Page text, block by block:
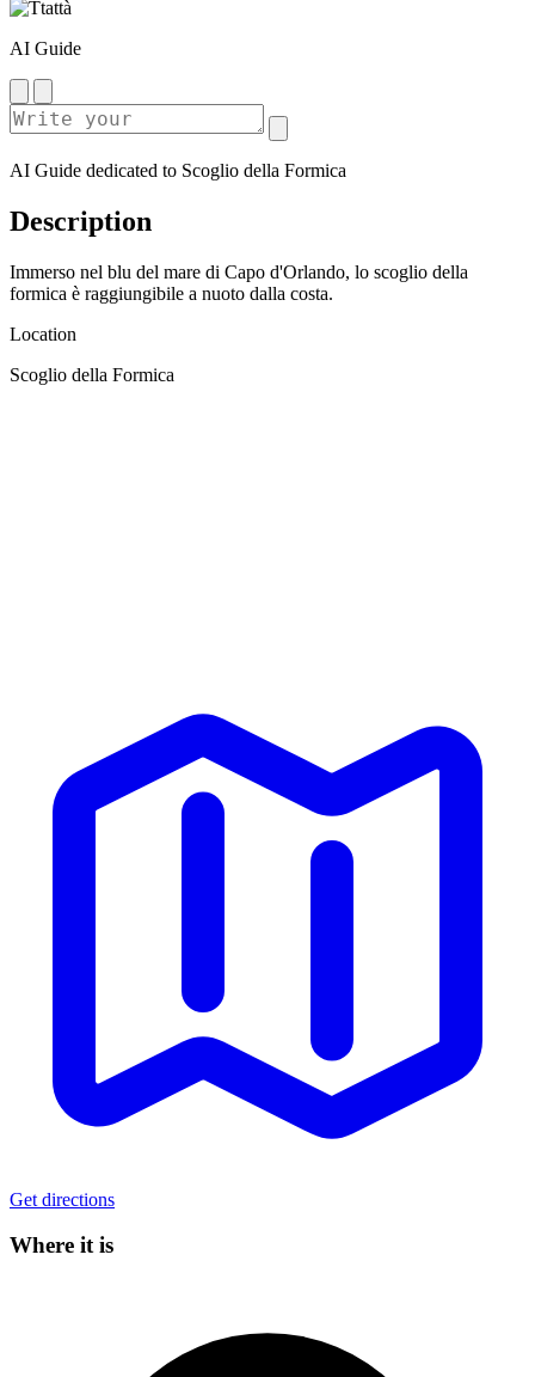
AI Guide
AI Guide dedicated to Scoglio della Formica
Description
Immerso nel blu del mare di Capo d'Orlando, lo scoglio della
formica è raggiungibile a nuoto dalla costa.
Location
Scoglio della Formica
Get directions
Where it is